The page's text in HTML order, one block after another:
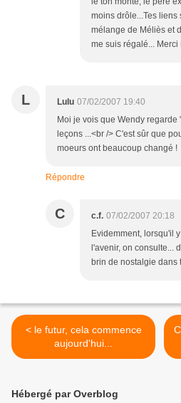
moins drôle...Tes liens
mélange de Méliès et
me suis régalé... Merci
L Lulu 07/02/2007 19:40
Moi je vois que Wendy
leçons ...<br /> C'est sûr que
moeurs ont beaucoup changé !
Répondre
C c.f. 07/02/2007 20:18
Evidemment, lorsqu'il
l'avenir, on consulte...
brin de nostalgie dans
< le futur, cela commence
aujourd'hui...
Hébergé par Overblog